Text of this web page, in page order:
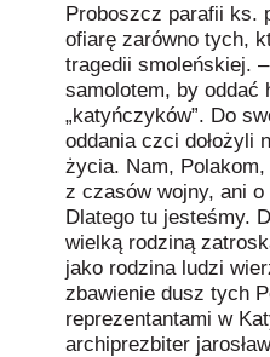
Proboszcz parafii ks.
ofiarę zarówno tych,
tragedii smoleńskiej.
samolotem, by oddać
„katyńczyków”. Do
oddania czci dołożyli
życia. Nam,
z czasów wojny, ani
Dlatego tu jesteśmy.
wielką rodziną
jako rodzina ludzi
zbawienie dusz tych
reprezentantami w
archiprezbiter